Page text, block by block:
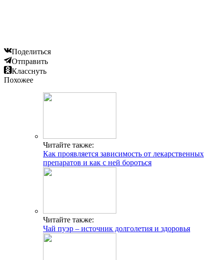
Поделиться
Отправить
Класснуть
Похожее
Читайте также:
Как проявляется зависимость от лекарственных
препаратов и как с ней бороться
Читайте также:
Чай пуэр – источник долголетия и здоровья